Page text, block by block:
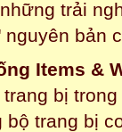
trải
nguyên bản
Items &
trang bị
bộ trang bị